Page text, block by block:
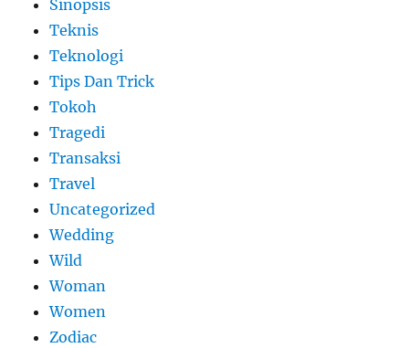
Sinopsis
Teknis
Teknologi
Tips Dan Trick
Tokoh
Tragedi
Transaksi
Travel
Uncategorized
Wedding
Wild
Woman
Women
Zodiac